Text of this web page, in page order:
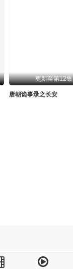
更新至第12集
唐朝诡事录之长安